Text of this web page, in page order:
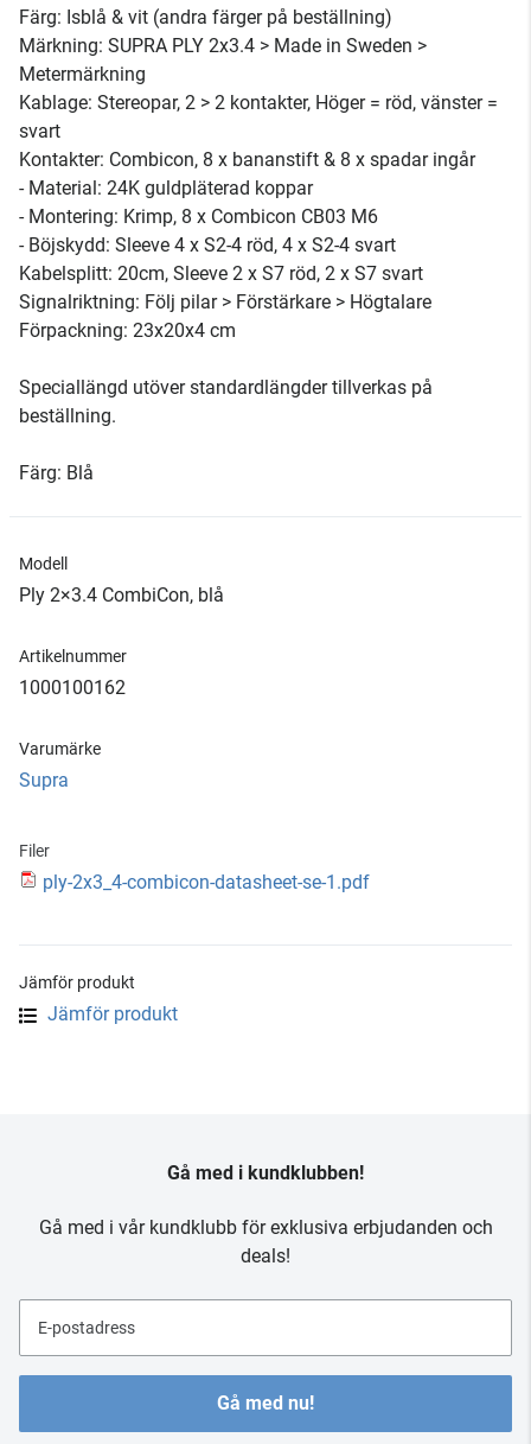
Färg: Isblå & vit (andra färger på beställning)
Märkning: SUPRA PLY 2x3.4 > Made in Sweden >
Metermärkning
Kablage: Stereopar, 2 > 2 kontakter, Höger = röd, vänster =
svart
Kontakter: Combicon, 8 x bananstift & 8 x spadar ingår
- Material: 24K guldpläterad koppar
- Montering: Krimp, 8 x Combicon CB03 M6
- Böjskydd: Sleeve 4 x S2-4 röd, 4 x S2-4 svart
Kabelsplitt: 20cm, Sleeve 2 x S7 röd, 2 x S7 svart
Signalriktning: Följ pilar > Förstärkare > Högtalare
Förpackning: 23x20x4 cm
Speciallängd utöver standardlängder tillverkas på
beställning.
Färg: Blå
Modell
Ply 2×3.4 CombiCon, blå
Artikelnummer
1000100162
Varumärke
Supra
Filer
ply-2x3_4-combicon-datasheet-se-1.pdf
Jämför produkt
Jämför produkt
Gå med i kundklubben!
Gå med i vår kundklubb för exklusiva erbjudanden och
deals!
E-postadress
Gå med nu!